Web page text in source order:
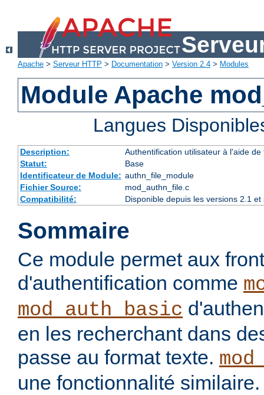
Apache > Serveur HTTP > Documentation > Version 2.4 > Modules
Module Apache
Langues
Description:
Authentification utilisateur à l'aide de
Statut:
Base
Identificateur de Module: authn_file_module
Fichier Source:
mod_authn_file.c
Compatibilité:
Disponible depuis les versions 2.1
Sommaire
Ce module permet aux
d'authentification comme
mod_auth_basic
en les recherchant dans
passe au format texte.
une fonctionnalité similaire.